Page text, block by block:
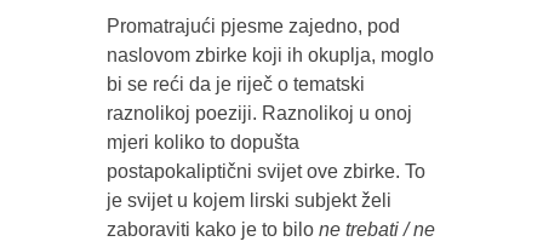
Promatrajući pjesme zajedno, pod
naslovom zbirke koji ih okuplja, moglo
bi se reći da je riječ o tematski
raznolikoj poeziji. Raznolikoj u onoj
mjeri koliko to dopušta
postapokaliptični svijet ove zbirke. To
je svijet u kojem lirski subjekt želi
zaboraviti kako je to bilo ne trebati / ne